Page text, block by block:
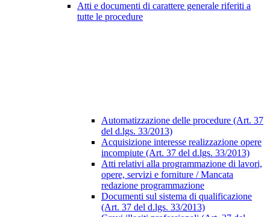
Atti e documenti di carattere generale riferiti a
tutte le procedure
Automatizzazione delle procedure (Art. 37
del d.lgs. 33/2013)
Acquisizione interesse realizzazione opere
incompiute (Art. 37 del d.lgs. 33/2013)
Atti relativi alla programmazione di lavori,
opere, servizi e forniture / Mancata
redazione programmazione
Documenti sul sistema di qualificazione
(Art. 37 del d.lgs. 33/2013)